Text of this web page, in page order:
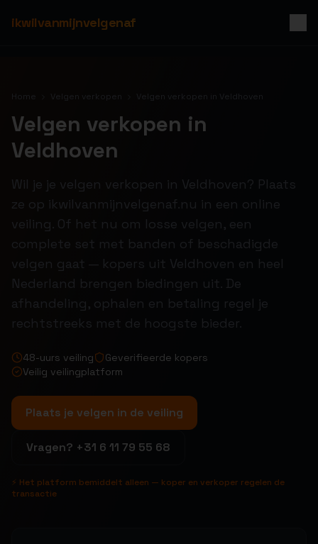
ikwilvanmijnvelgenaf
Home Velgen verkopen Velgen verkopen in Veldhoven
Velgen verkopen in
Veldhoven
Wil je je velgen verkopen in Veldhoven? Plaats
ze op ikwilvanmijnvelgenaf.nu in een online
veiling. Of het nu om losse velgen, een
complete set met banden of beschadigde
velgen gaat — kopers uit Veldhoven en heel
Nederland brengen biedingen uit. De
afhandeling, ophalen en betaling regel je
rechtstreeks met de hoogste bieder.
48-uurs veiling
Geverifieerde kopers
Veilig veilingplatform
Plaats je velgen in de veiling
Vragen? +31 6 11 79 55 68
⚡ Het platform bemiddelt alleen — koper en verkoper regelen de
transactie